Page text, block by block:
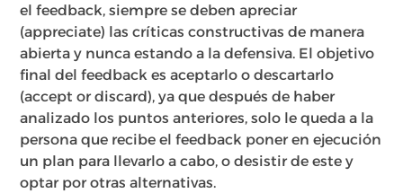
el feedback, siempre se deben apreciar
(appreciate) las críticas constructivas de manera
abierta y nunca estando a la defensiva. El objetivo
final del feedback es aceptarlo o descartarlo
(accept or discard), ya que después de haber
analizado los puntos anteriores, solo le queda a la
persona que recibe el feedback poner en ejecución
un plan para llevarlo a cabo, o desistir de este y
optar por otras alternativas.